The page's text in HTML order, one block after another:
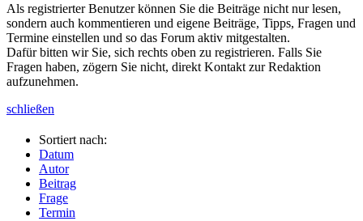
Als registrierter Benutzer können Sie die Beiträge nicht nur lesen,
sondern auch kommentieren und eigene Beiträge, Tipps, Fragen und
Termine einstellen und so das Forum aktiv mitgestalten.
Dafür bitten wir Sie, sich rechts oben zu registrieren. Falls Sie
Fragen haben, zögern Sie nicht, direkt Kontakt zur Redaktion
aufzunehmen.
schließen
Sortiert nach:
Datum
Autor
Beitrag
Frage
Termin